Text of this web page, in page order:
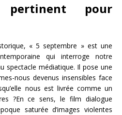
pour
« 5 septembre » est une
qui interroge notre
spectacle médiatique. Il pose une
nous devenus insensibles face
nous est livrée comme un
?En ce sens, le film dialogue
saturée d’images violentes